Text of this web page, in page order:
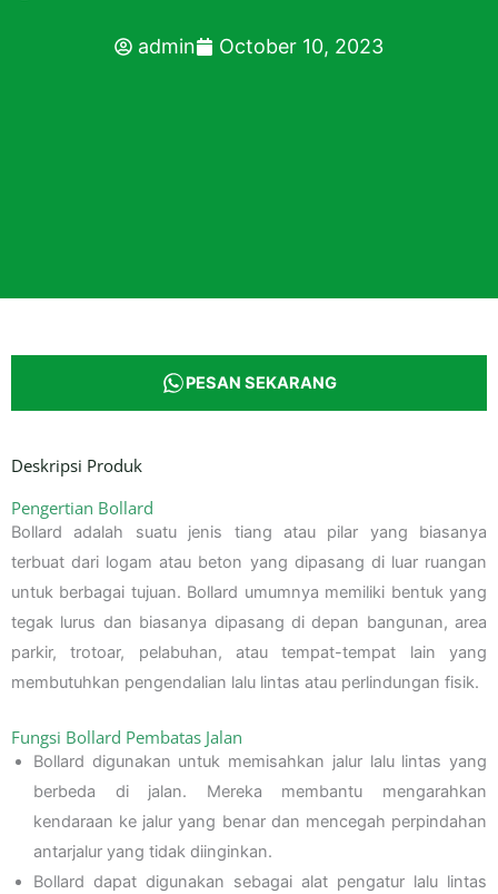
admin October 10, 2023
PESAN SEKARANG
Deskripsi Produk
Pengertian Bollard
Bollard adalah suatu jenis tiang atau pilar yang biasanya
terbuat dari logam atau beton yang dipasang di luar ruangan
untuk berbagai tujuan. Bollard umumnya memiliki bentuk yang
tegak lurus dan biasanya dipasang di depan bangunan, area
parkir, trotoar, pelabuhan, atau tempat-tempat lain yang
membutuhkan pengendalian lalu lintas atau perlindungan fisik.
Fungsi Bollard Pembatas Jalan
Bollard digunakan untuk memisahkan jalur lalu lintas yang
berbeda di jalan. Mereka membantu mengarahkan
kendaraan ke jalur yang benar dan mencegah perpindahan
antarjalur yang tidak diinginkan.
Bollard dapat digunakan sebagai alat pengatur lalu lintas